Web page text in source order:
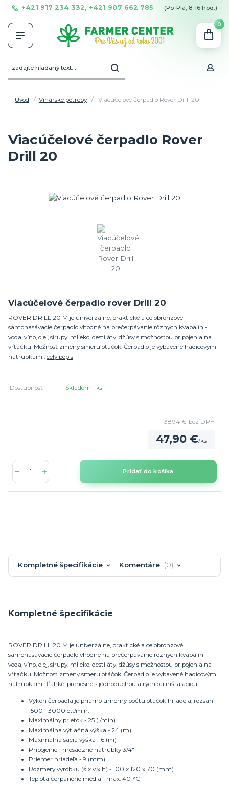
+421 917 234 332, +421 907 662 785 (Po-Pia, 8-16 hod.)
0
Úvod Vinárske potreby Viacúčelové čerpadlo Rover Drill 20
Viacúčelové čerpadlo Rover
Drill 20
Viacúčelové čerpadlo rover Drill 20
ROVER DRILL 20 M je univerzálne, praktické a celobronzové
samonasávacie čerpadlo vhodné na prečerpávanie rôznych kvapalín -
voda, víno, olej, sirupy, mlieko, destiláty, džúsy s možnosťou pripojenia na
vŕtačku. Možnosť zmeny smeru otáčok. Čerpadlo je vybavené hadicovými
nátrubkami. celý popis
Dostupnosť Skladom 1 ks
47,90 €/ks
38,94 € bez DPH
Pridať do košíka
Kompletné špecifikácie Komentáre 0
Kompletné špecifikácie
ROVER DRILL 20 M je univerzálne, praktické a celobronzové
samonasávacie čerpadlo vhodné na prečerpávanie rôznych kvapalín -
voda, víno, olej, sirupy, mlieko, destiláty, džúsy s možnosťou pripojenia na
vŕtačku. Možnosť zmeny smeru otáčok. Čerpadlo je vybavené hadicovými
nátrubkami. Ľahké, prenosné s jednoduchou a rýchlou inštaláciou.
Výkon čerpadla je priamo úmerný počtu otáčok hriadeľa, rozsah
1500 - 3000 ot./min.
Maximálny prietok - 25 (l/min)
Maximálna výtlačná výška - 24 (m)
Maximálna sacia výška - 6 (m)
Pripojenie - mosadzné nátrubky 3/4"
Priemer hriadeľa - 9 (mm)
Rozmery výrobku (š x v x h) - 100 x 120 x 70 (mm)
Teplota čerpaného média - max. 40 °C